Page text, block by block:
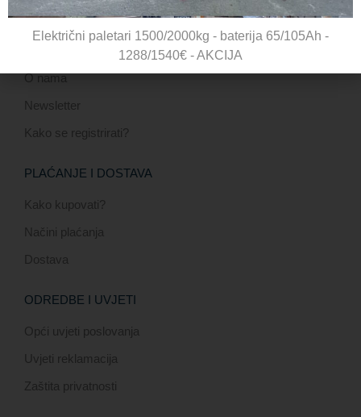
INFORMACIJE
O nama
Newsletter
Kako se registrirati?
PLAĆANJE I DOSTAVA
Kako kupovati?
Načini plaćanja
Dostava
ODREDBE I UVJETI
Opći uvjeti poslovanja
Uvjeti reklamacija
Zaštita privatnosti
Električni paletari 1500/2000kg - baterija 65/105Ah -
1288/1540€ - AKCIJA